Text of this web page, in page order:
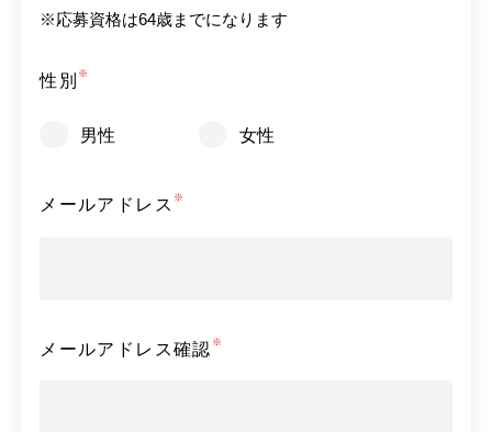
（就任資格あり）
※応募資格は64歳までになります
性別
男性 女性
メールアドレス
メールアドレス確認